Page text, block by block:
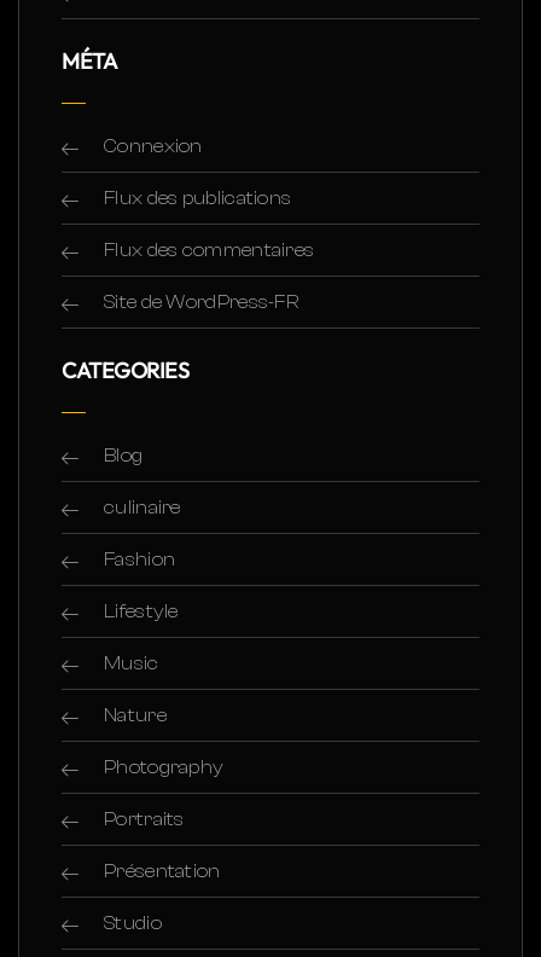
MÉTA
Connexion
Flux des publications
Flux des commentaires
Site de WordPress-FR
CATEGORIES
Blog
culinaire
Fashion
Lifestyle
Music
Nature
Photography
Portraits
Présentation
Studio